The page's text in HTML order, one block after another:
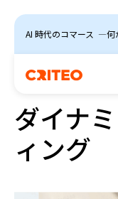
AI 時代のコマース ―何
ダイナ
ィング